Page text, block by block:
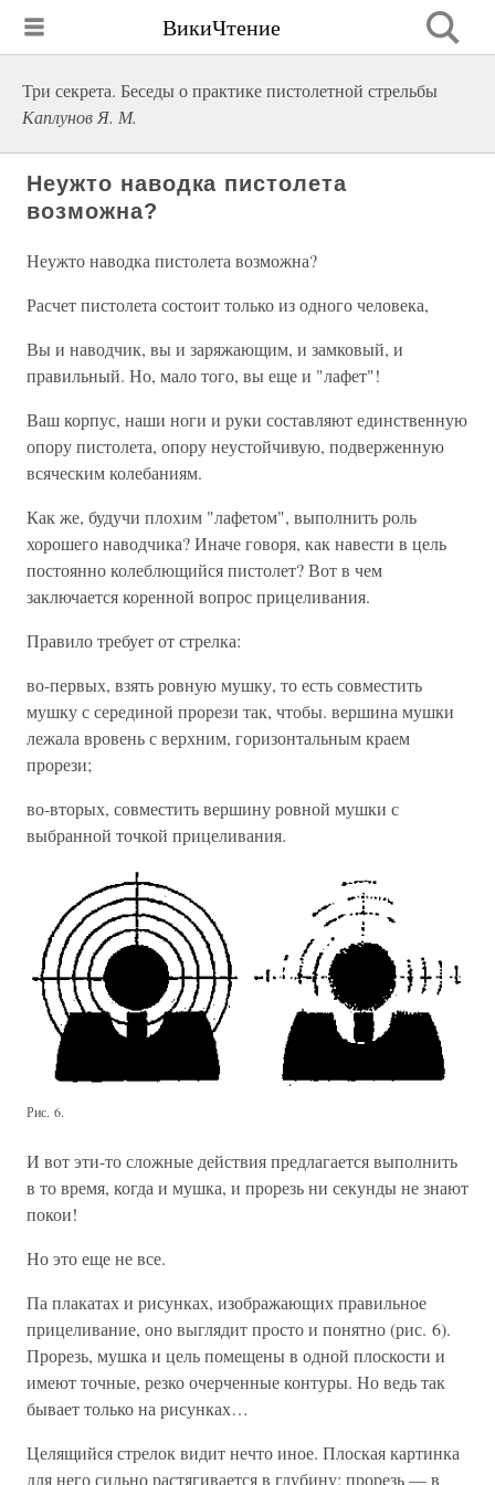
ВикиЧтение
Три секрета. Беседы о практике пистолетной стрельбы
Каплунов Я. М.
Неужто наводка пистолета
возможна?
Неужто наводка пистолета возможна?
Расчет пистолета состоит только из одного человека,
Вы и наводчик, вы и заряжающим, и замковый, и
правильный. Но, мало того, вы еще и "лафет"!
Ваш корпус, наши ноги и руки составляют единственную
опору пистолета, опору неустойчивую, подверженную
всяческим колебаниям.
Как же, будучи плохим "лафетом", выполнить роль
хорошего наводчика? Иначе говоря, как навести в цель
постоянно колеблющийся пистолет? Вот в чем
заключается коренной вопрос прицеливания.
Правило требует от стрелка:
во-первых, взять ровную мушку, то есть совместить
мушку с серединой прорези так, чтобы. вершина мушки
лежала вровень с верхним, горизонтальным краем
прорези;
во-вторых, совместить вершину ровной мушки с
выбранной точкой прицеливания.
Рис. 6.
И вот эти-то сложные действия предлагается выполнить
в то время, когда и мушка, и прорезь ни секунды не знают
покои!
Но это еще не все.
Па плакатах и рисунках, изображающих правильное
прицеливание, оно выглядит просто и понятно (рис. 6).
Прорезь, мушка и цель помещены в одной плоскости и
имеют точные, резко очерченные контуры. Но ведь так
бывает только на рисунках…
Целящийся стрелок видит нечто иное. Плоская картинка
для него сильно растягивается в глубину: прорезь — в